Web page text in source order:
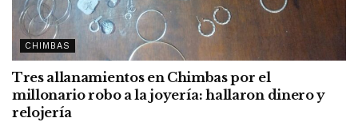
CHIMBAS
Tres allanamientos en Chimbas por el
millonario robo a la joyería: hallaron dinero y
relojería